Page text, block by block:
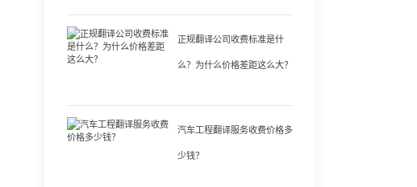
正规翻译公司收费标准是什
么？为什么价格差距这么大？
汽车工程翻译服务收费价格多
少钱？